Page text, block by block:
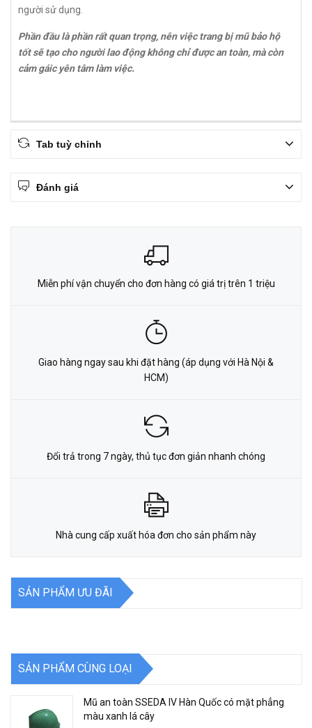
người sử dụng.
Phần đầu là phần rất quan trọng, nên việc trang bị mũ bảo hộ
tốt sẽ tạo cho người lao động không chỉ được an toàn, mà còn
cảm gáic yên tâm làm việc.
Tab tuỳ chỉnh
Đánh giá
Miễn phí vận chuyển cho đơn hàng có giá trị trên 1 triệu
Giao hàng ngay sau khi đặt hàng (áp dụng với Hà Nội &
HCM)
Đổi trả trong 7 ngày, thủ tục đơn giản nhanh chóng
Nhà cung cấp xuất hóa đơn cho sản phẩm này
SẢN PHẨM ƯU ĐÃI
SẢN PHẨM CÙNG LOẠI
Mũ an toàn SSEDA IV Hàn Quốc có mặt phẳng
màu xanh lá cây